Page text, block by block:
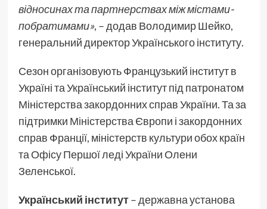
відносинах та партнерствах між містами-
побратимами», – додав Володимир Шейко,
генеральний директор Українського інституту.
Сезон організовують Французький інститут в
Україні та Український інститут під патронатом
Міністерства закордонних справ України. Та за
підтримки Міністерства Європи і закордонних
справ Франції, міністерств культури обох країн
та Офісу Першої леді України Олени
Зеленської.
Український інститут– державна установа